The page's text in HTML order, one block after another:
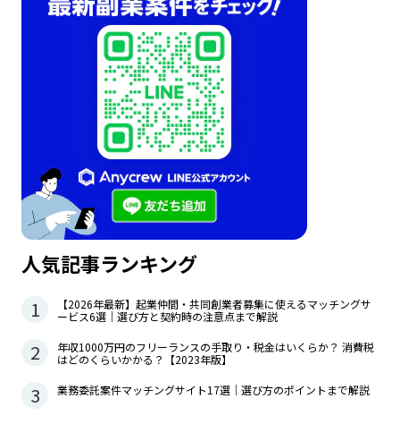
人気記事ランキング
1
【2026年最新】起業仲間・共同創業者募集に使えるマッチングサ
ービス6選｜選び方と契約時の注意点まで解説
2
年収1000万円のフリーランスの手取り・税金はいくらか？ 消費税
はどのくらいかかる？【2023年版】
3 業務委託案件マッチングサイト17選｜選び方のポイントまで解説